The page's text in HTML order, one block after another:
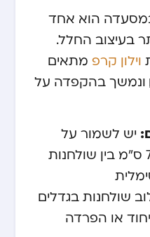
הוא אחד
בעיצוב החלל.
וילון קרפ מתאים
ונמשך בהקפדה על
יש לשמור על
מרחק מינימלי של 75 ס”מ בין שולחנות
שולחנות בגדלים
או הפרדה